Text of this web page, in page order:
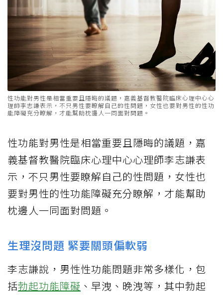
性功能對男性是相當重要且隱晦的議題，嘉義基督教醫院臨床心理中心心
理師李志謙表示，不只男性要瞭解自己的性問題，女性也要對男性的性功
能障礙充分瞭解，才能幫助枕邊人一同面對問題。
性功能對男性是相當重要且隱晦的議題，嘉
義基督教醫院臨床心理中心心理師李志謙表
示，不只男性要瞭解自己的性問題，女性也
要對男性的性功能障礙充分瞭解，才能幫助
枕邊人一同面對問題。
生理沒問題 緊要關頭偏軟弱
李志謙說，男性性功能問題非常多樣化，包
括勃起功能障礙 、早洩、晚洩等，其中勃起